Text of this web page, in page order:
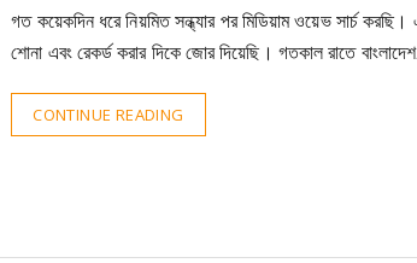
গত কয়েকদিন ধরে নিয়মিত সন্ধ্যার পর মিডিয়াম ওয়েভ সার্চ
শোনা এবং রেকর্ড করার দিকে জোর দিয়েছি। গতকাল রাতে
CONTINUE READING